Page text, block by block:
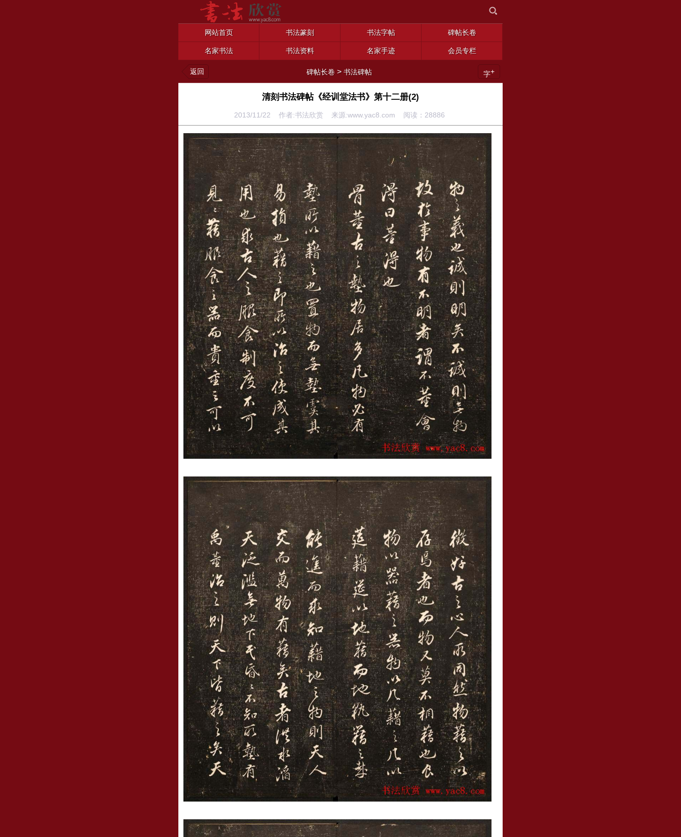
网站首页 书法篆刻 书法字帖 碑帖长卷
名家书法 书法资料 名家手迹 会员专栏
返回 碑帖长卷 >书法碑帖 字+
清刻书法碑帖《经训堂法书》第十二册(2)
2013/11/22 作者:书法欣赏 来源:www.yac8.com 阅读： 28886